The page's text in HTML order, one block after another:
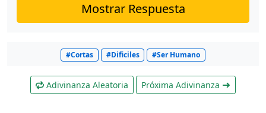
Mostrar Respuesta
#Cortas #Dificiles #Ser Humano
Adivinanza Aleatoria Próxima Adivinanza